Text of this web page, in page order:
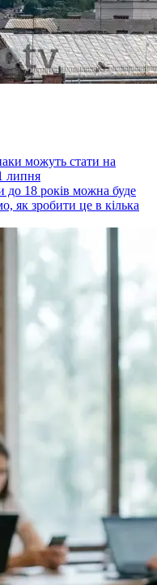
можуть стати на
липня
до 18 років можна буде
як зробити це в кілька